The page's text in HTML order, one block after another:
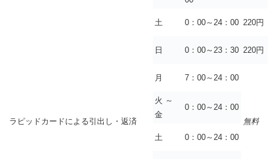
土 0：00～24：00 220円
日 0：00～23：30 220円
ラピッドカードによる引出し・返済
月 7：00～24：00
無料
火 ～
金
0：00～24：00
土 0：00～24：00